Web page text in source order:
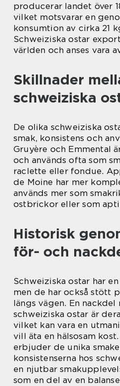
producerar landet över
vilket motsvarar en
konsumtion av cirka 21
Schweiziska ostar
världen och anses vara
Skillnader
schweiziska
De olika schweiziska
smak, konsistens och
Gruyère och Emmental
och används ofta som
raclette eller fondue.
de Moine har mer
används mer som
ostbrickor eller som
Historisk
för- och
Schweiziska ostar har
men de har också stött
längs vägen. En nackdel
schweiziska ostar är
vilket kan vara en
vill äta en hälsosam
erbjuder de unika
konsistenserna hos
en njutbar
som en del av en